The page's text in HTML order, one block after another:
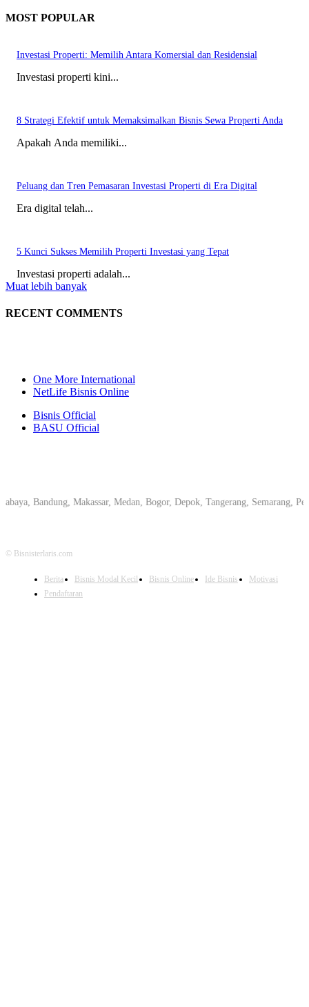
MOST POPULAR
Investasi Properti: Memilih Antara Komersial dan Residensial
Investasi properti kini...
8 Strategi Efektif untuk Memaksimalkan Bisnis Sewa Properti Anda
Apakah Anda memiliki...
Peluang dan Tren Pemasaran Investasi Properti di Era Digital
Era digital telah...
5 Kunci Sukses Memilih Properti Investasi yang Tepat
Investasi properti adalah...
Muat lebih banyak
RECENT COMMENTS
One More International
NetLife Bisnis Online
Bisnis Official
BASU Official
Makassar, Medan, Bogor, Depok, Tangerang, Semarang,
© Bisnisterlaris.com
Berita Bisnis Modal Kecil Bisnis Online Ide Bisnis
Motivasi
Pendaftaran